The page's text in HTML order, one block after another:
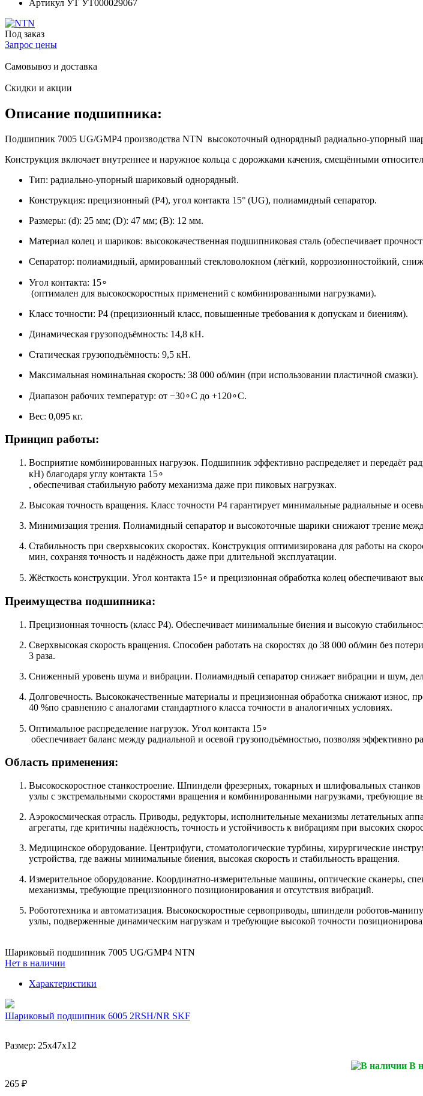
Артикул УТ УТ000029067
Под заказ
Запрос цены
Самовывоз и доставка
Скидки и акции
Описание подшипника:
Подшипник 7005 UG/GMP4 производства NTN высокоточный однорядный радиально‑упорный
Конструкция включает внутреннее и наружное кольца с дорожками качения, смещёнными
Тип: радиально‑упорный шариковый однорядный.
Конструкция: прецизионный (P4), угол контакта 15° (UG), полиамидный сепаратор.
Размеры: (d): 25 мм; (D): 47 мм; (B): 12 мм.
Материал колец и шариков: высококачественная подшипниковая сталь (обеспечивает
Сепаратор: полиамидный, армированный стекловолокном (лёгкий, коррозионностойкий,
Угол контакта: 15∘
(оптимален для высокоскоростных применений с комбинированными нагрузками).
Класс точности: P4 (прецизионный класс, повышенные требования к допускам и биениям).
Динамическая грузоподъёмность: 14,8 кН.
Статическая грузоподъёмность: 9,5 кН.
Максимальная номинальная скорость: 38 000 об/мин (при использовании пластичной смазки).
Диапазон рабочих температур: от −30∘C до +120∘C.
Вес: 0,095 кг.
Принцип работы:
Восприятие комбинированных нагрузок. Подшипник эффективно распределяет и передаёт
кН) благодаря углу контакта 15∘
, обеспечивая стабильную работу механизма даже при пиковых нагрузках.
Высокая точность вращения. Класс точности P4 гарантирует минимальные радиальные и
Минимизация трения. Полиамидный сепаратор и высокоточные шарики снижают трение
Стабильность при сверхвысоких скоростях. Конструкция оптимизирована для работы на
мин, сохраняя точность и надёжность даже при длительной эксплуатации.
Жёсткость конструкции. Угол контакта 15∘ и прецизионная обработка колец обеспечивают
Преимущества подшипника:
Прецизионная точность (класс P4). Обеспечивает минимальные биения и высокую
Сверхвысокая скорость вращения. Способен работать на скоростях до 38 000 об/мин без
3 раза.
Сниженный уровень шума и вибрации. Полиамидный сепаратор снижает вибрации и шум,
Долговечность. Высококачественные материалы и прецизионная обработка снижают износ,
40 %по сравнению с аналогами стандартного класса точности в аналогичных условиях.
Оптимальное распределение нагрузок. Угол контакта 15∘
обеспечивает баланс между радиальной и осевой грузоподъёмностью, позволяя эффективно
Область применения:
Высокоскоростное станкостроение. Шпиндели фрезерных, токарных и шлифовальных
узлы с экстремальными скоростями вращения и комбинированными нагрузками, требующие
Аэрокосмическая отрасль. Приводы, редукторы, исполнительные механизмы летательных
агрегаты, где критичны надёжность, точность и устойчивость к вибрациям при высоких
Медицинское оборудование. Центрифуги, стоматологические турбины, хирургические
устройства, где важны минимальные биения, высокая скорость и стабильность вращения.
Измерительное оборудование. Координатно‑измерительные машины, оптические сканеры,
механизмы, требующие прецизионного позиционирования и отсутствия вибраций.
Робототехника и автоматизация. Высокоскоростные сервоприводы, шпиндели
узлы, подверженные динамическим нагрузкам и требующие высокой точности
Шариковый подшипник 7005 UG/GMP4 NTN
Нет в наличии
Характеристики
Шариковый подшипник 6005 2RSH/NR SKF
Размер: 25x47x12
В
265 ₽